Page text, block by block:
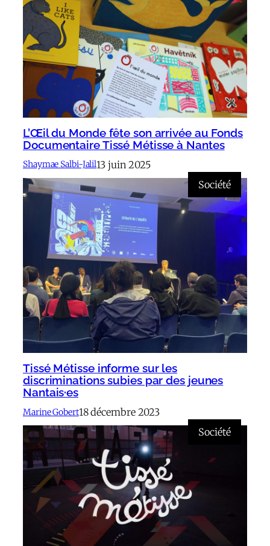
L’Œil du Monde fête son arrivée au Fonds
Documentaire Tissé Métisse à Nantes
Shaymae Salbi-Jalil13 juin 2025
Société
Tissé Métisse informe sur les
discriminations subies par des jeunes
Nantais·es
Marine Gobert18 décembre 2023
Société